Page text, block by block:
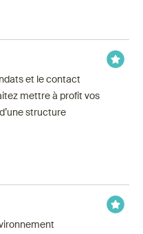
et le contact
mettre à profit vos
structure